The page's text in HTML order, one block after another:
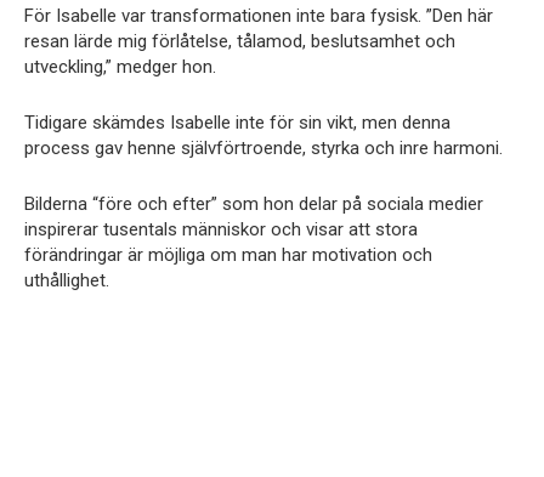
För Isabelle var transformationen inte bara fysisk. ”Den här
resan lärde mig förlåtelse, tålamod, beslutsamhet och
utveckling,” medger hon.
Tidigare skämdes Isabelle inte för sin vikt, men denna
process gav henne självförtroende, styrka och inre harmoni.
Bilderna “före och efter” som hon delar på sociala medier
inspirerar tusentals människor och visar att stora
förändringar är möjliga om man har motivation och
uthållighet.